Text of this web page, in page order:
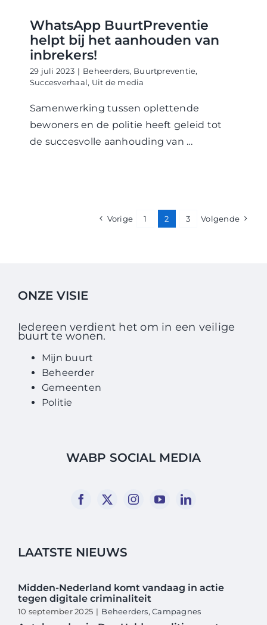
WhatsApp BuurtPreventie
helpt bij het aanhouden van
inbrekers!
29 juli 2023 | Beheerders, Buurtpreventie,
Succesverhaal, Uit de media
Samenwerking tussen oplettende
bewoners en de politie heeft geleid tot
de succesvolle aanhouding van ...
Vorige 1 2 3 Volgende
ONZE VISIE
Iedereen verdient het om in een veilige
buurt te wonen.
Mijn buurt
Beheerder
Gemeenten
Politie
WABP SOCIAL MEDIA
LAATSTE NIEUWS
Midden-Nederland komt vandaag in actie
tegen digitale criminaliteit
10 september 2025 | Beheerders,Campagnes